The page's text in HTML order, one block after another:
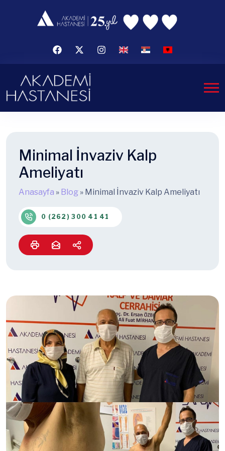
Minimal İnvaziv Kalp
Ameliyatı
Anasayfa » Blog » Minimal İnvaziv Kalp Ameliyatı
0 (262) 300 41 41